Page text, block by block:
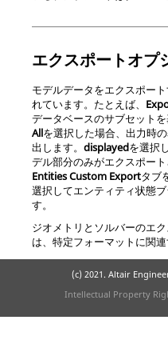
エクスポートオプ
モデルデータをエクスポー
れています。たとえば、
データベースのサブセット
Allを選択した場合、出力時
出します。 displayedを選択
デル部分のみがエクスポート
EntitiesCustom Exportタブ
選択してエンティティ状態
す。
ジオメトリとソルバーのエ
は、特定フォーマットに関
(c) 2021. Altair
Intellectual Property